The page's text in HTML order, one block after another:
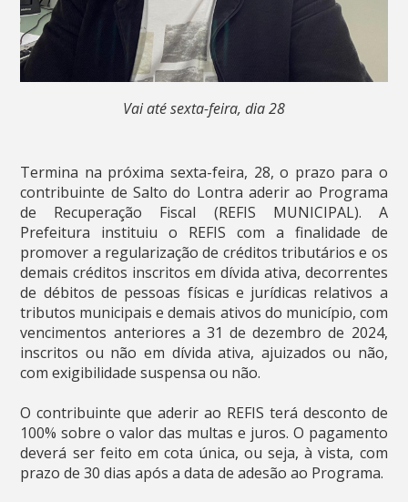
Vai até sexta-feira, dia 28
Termina na próxima sexta-feira, 28, o prazo para o
contribuinte de Salto do Lontra aderir ao Programa
de Recuperação Fiscal (REFIS MUNICIPAL). A
Prefeitura instituiu o REFIS com a finalidade de
promover a regularização de créditos tributários e os
demais créditos inscritos em dívida ativa, decorrentes
de débitos de pessoas físicas e jurídicas relativos a
tributos municipais e demais ativos do município, com
vencimentos anteriores a 31 de dezembro de 2024,
inscritos ou não em dívida ativa, ajuizados ou não,
com exigibilidade suspensa ou não.
O contribuinte que aderir ao REFIS terá desconto de
100% sobre o valor das multas e juros. O pagamento
deverá ser feito em cota única, ou seja, à vista, com
prazo de 30 dias após a data de adesão ao Programa.